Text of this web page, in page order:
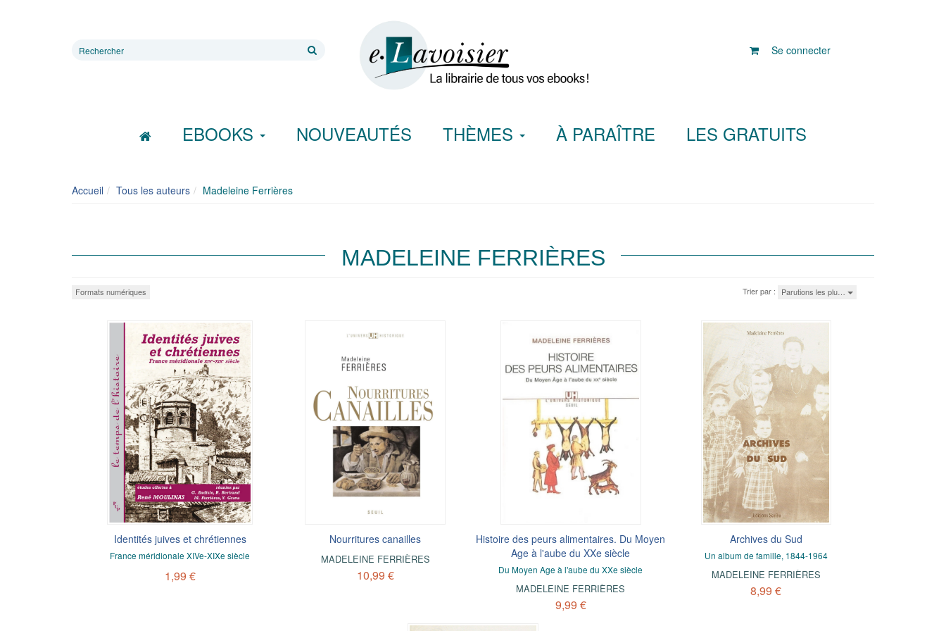
Rechercher
Se connecter
EBOOKS NOUVEAUTÉS THÈMES À PARAÎTRE LES GRATUITS
Accueil Tous les auteurs Madeleine Ferrières
MADELEINE FERRIÈRES
Formats numériques Trier par : Parutions les plu…
Identités juives et chrétiennes
France méridionale XIVe-XIXe siècle
1,99 €
Nourritures canailles
MADELEINE FERRIÈRES
10,99 €
Histoire des peurs alimentaires. Du Moyen
Age à l'aube du XXe siècle
Du Moyen Age à l'aube du XXe siècle
MADELEINE FERRIÈRES
9,99 €
Archives du Sud
Un album de famille, 1844-1964
MADELEINE FERRIÈRES
8,99 €